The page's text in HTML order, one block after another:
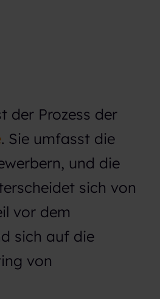
der Prozess der
. Sie umfasst die
und die
sich von
vor dem
sich auf die
von